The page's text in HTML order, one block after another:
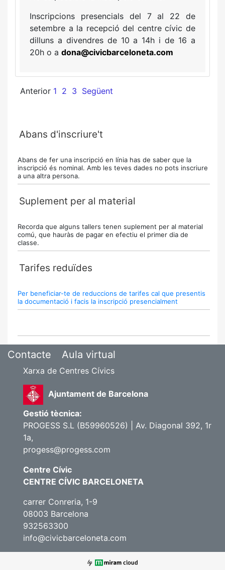
Inscripcions presencials del 7 al 22 de
setembre a la recepció del centre cívic de
dilluns a divendres de 10 a 14h i de 16 a
20h o a dona@civicbarceloneta.com
Anterior 1 2 3 Següent
Abans d'inscriure't
Abans de fer una inscripció en línia has de saber que la
inscripció és nominal. Amb les teves dades no pots inscriure
a una altra persona.
Suplement per al material
Recorda que alguns tallers tenen suplement per al material
comú, que hauràs de pagar en efectiu el primer dia de
classe.
Tarifes reduïdes
Per beneficiar-te de reduccions de tarifes cal que presentis
la documentació i facis la inscripció presencialment
Contacte Aula virtual
Xarxa de Centres Cívics
Ajuntament de Barcelona
Gestió tècnica:
PROGESS S.L (B59960526) | Av. Diagonal 392, 1r
1a,
progess@progess.com
Centre Cívic
CENTRE CÍVIC BARCELONETA
carrer Conreria, 1-9
08003 Barcelona
932563300
info@civicbarceloneta.com